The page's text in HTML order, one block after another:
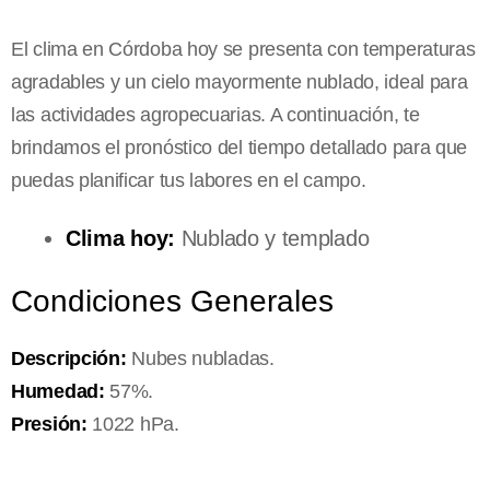
El clima en Córdoba hoy se presenta con temperaturas
agradables y un cielo mayormente nublado, ideal para
las actividades agropecuarias. A continuación, te
brindamos el pronóstico del tiempo detallado para que
puedas planificar tus labores en el campo.
Clima hoy: Nublado y templado
Condiciones Generales
Descripción: Nubes nubladas.
Humedad: 57%.
Presión: 1022 hPa.